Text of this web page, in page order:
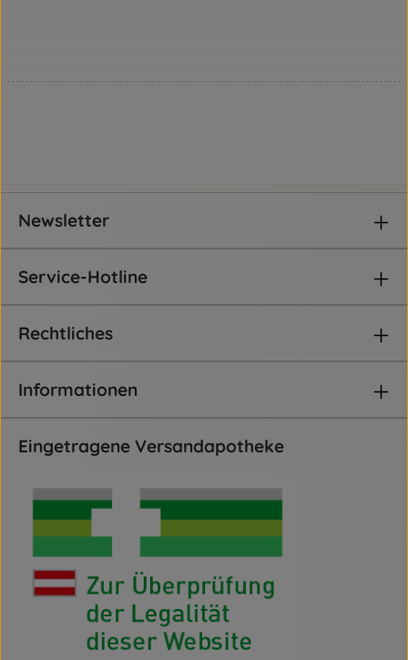
Newsletter
Service-Hotline
Rechtliches
Informationen
Eingetragene Versandapotheke